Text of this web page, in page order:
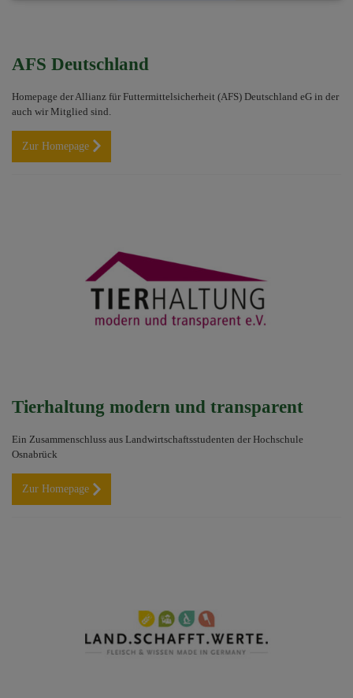
AFS Deutschland
Homepage der Allianz für Futtermittelsicherheit (AFS) Deutschland eG in der
auch wir Mitglied sind.
Zur Homepage
Tierhaltung modern und transparent
Ein Zusammenschluss aus Landwirtschaftsstudenten der Hochschule
Osnabrück
Zur Homepage